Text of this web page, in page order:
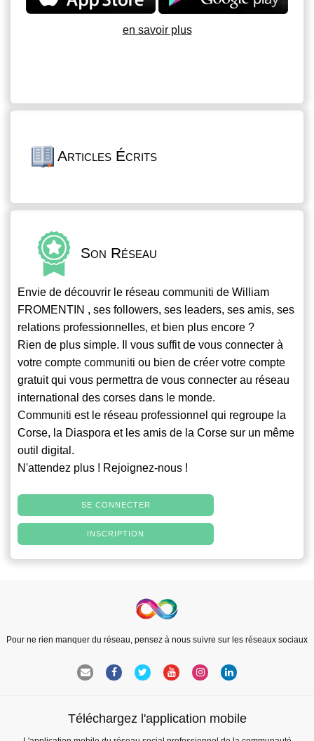
en savoir plus
Articles Écrits
Son Réseau
Envie de découvrir le réseau communiti de William
FROMENTIN , ses followers, ses leaders, ses amis, ses
relations professionnelles, et bien plus encore ?
Rien de plus simple. Il vous suffit de vous connecter à
votre compte communiti ou bien de créer votre compte
gratuit qui vous permettra de vous connecter au réseau
international des corses dans le monde.
Communiti est le réseau professionnel qui regroupe la
Corse, la Diaspora et les amis de la Corse sur un même
outil digital.
N'attendez plus ! Rejoignez-nous !
SE CONNECTER
INSCRIPTION
Pour ne rien manquer du réseau, pensez à nous suivre sur les réseaux sociaux
Téléchargez l'application mobile